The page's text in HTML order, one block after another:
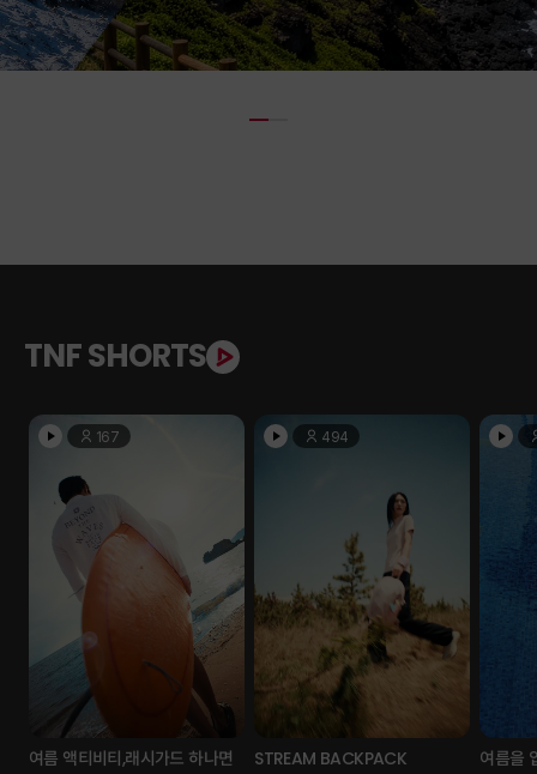
TNF SHORTS
167
여름 액티비티,래시가드 하나면
494
STREAM BACKPACK 여름을